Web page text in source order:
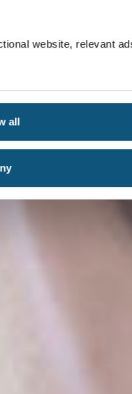
website, relevant
all